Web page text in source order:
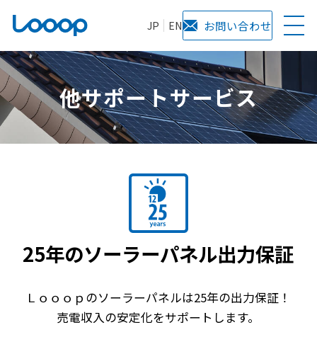
JP EN お問い合わせ
他サポートサービス
25年のソーラーパネル出力保証
Ｌｏｏｏｐのソーラーパネルは25年の出力保証！
売電収入の安定化をサポートします。